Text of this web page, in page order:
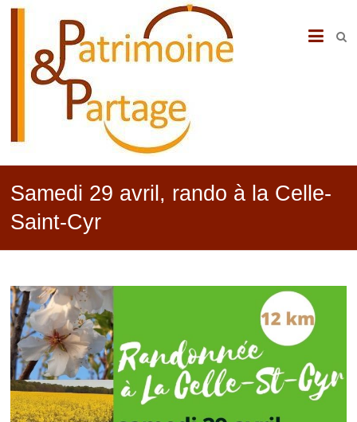
PATRIMOINE
PARTAGE
Samedi 29 avril, rando à la Celle-
Saint-Cyr